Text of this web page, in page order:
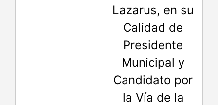
Lazarus, en su
Calidad de
Presidente
Municipal y
Candidato por
la Vía de la